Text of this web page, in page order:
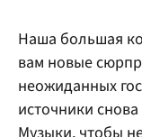
Наша большая
вам новые
неожиданных
источники